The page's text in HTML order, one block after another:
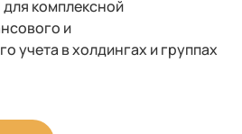
для комплексной
и
учета в холдингах и группах